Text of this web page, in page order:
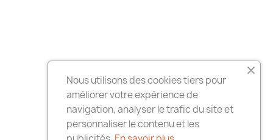
Nous utilisons des cookies tiers pour
améliorer votre expérience de
navigation, analyser le trafic du site et
personnaliser le contenu et les